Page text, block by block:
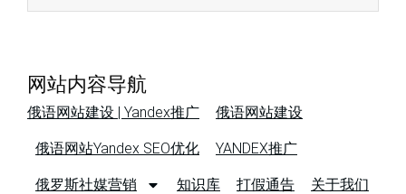
网站内容导航
俄语网站建设 | Yandex推广 俄语网站建设
俄语网站Yandex SEO优化 YANDEX推广
俄罗斯社媒营销 知识库 打假通告 关于我们